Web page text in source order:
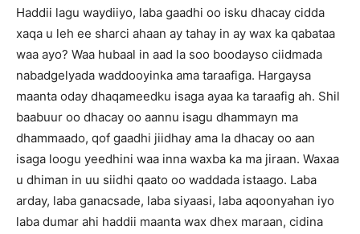
Haddii lagu waydiiyo, laba gaadhi oo isku dhacay cidda
xaqa u leh ee sharci ahaan ay tahay in ay wax ka qabataa
waa ayo? Waa hubaal in aad la soo boodayso ciidmada
nabadgelyada waddooyinka ama taraafiga. Hargaysa
maanta oday dhaqameedku isaga ayaa ka taraafig ah. Shil
baabuur oo dhacay oo aannu isagu dhammayn ma
dhammaado, qof gaadhi jiidhay ama la dhacay oo aan
isaga loogu yeedhini waa inna waxba ka ma jiraan. Waxaa
u dhiman in uu siidhi qaato oo waddada istaago. Laba
arday, laba ganacsade, laba siyaasi, laba aqoonyahan iyo
laba dumar ahi haddii maanta wax dhex maraan, cidina